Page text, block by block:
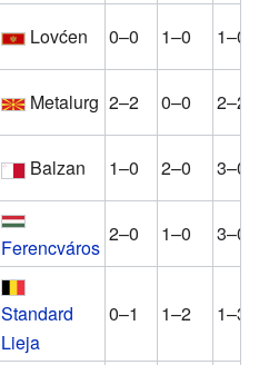
Lovćen 0–0 1–0
1–0
Metalurg 2–2 0–0 2–2
Balzan 1–0 2–0
3–0
Ferencváros
2–0 1–0 3–0
Standard
Lieja
0–1 1–2 1–3